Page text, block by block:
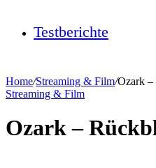
Testberichte
Home/Streaming & Film/Ozark –
Streaming & Film
Ozark –